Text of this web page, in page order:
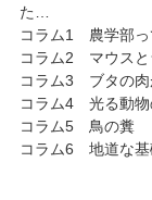
た…
コラム1 農学部っ
コラム2 マウスと
コラム3 ブタの肉
コラム4 光る動物
コラム5 鳥の糞
コラム6 地道な基